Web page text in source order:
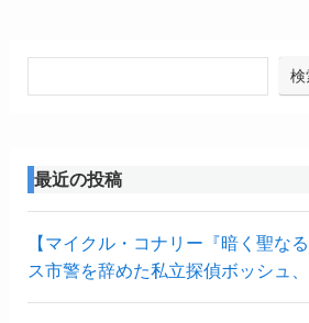
検
最近の投稿
【マイクル・コナリー『暗く聖な
ス市警を辞めた私立探偵ボッシュ